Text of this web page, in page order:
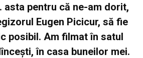
pentru că ne-am dorit,
Eugen Picicur, să fie
posibil. Am filmat în satul
în casa buneilor mei.